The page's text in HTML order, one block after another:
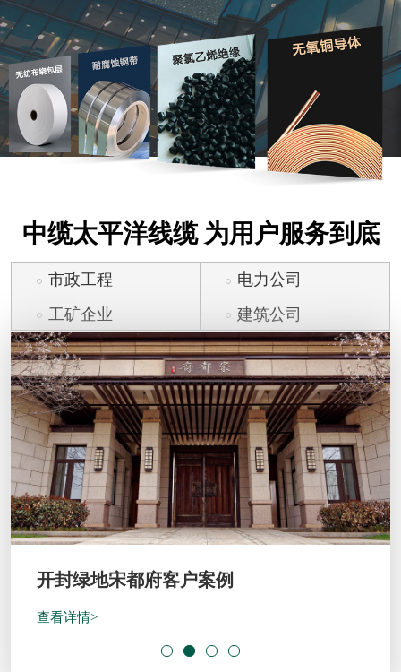
中缆太平洋线缆 为用户服务到底
市政工程
电力公司
工矿企业
建筑公司
开封绿地宋都府客户案例
查看详情>